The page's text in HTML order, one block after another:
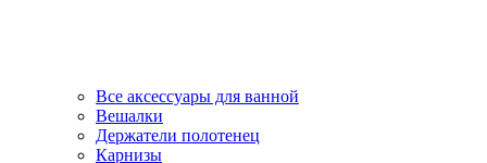
Все аксессуары для ванной
Вешалки
Держатели полотенец
Карнизы